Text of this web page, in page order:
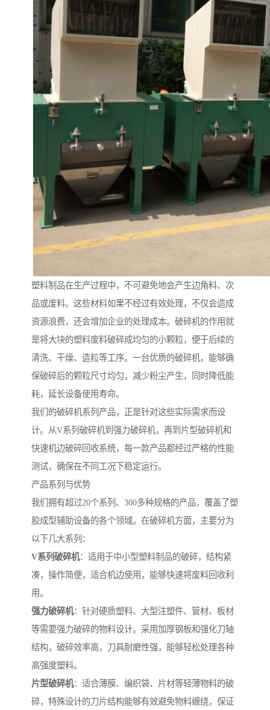
塑料制品在生产过程中，不可避免地会产生边角料、次
品或废料。这些材料如果不经过有效处理，不仅会造成
资源浪费，还会增加企业的处理成本。破碎机的作用就
是将大块的塑料废料破碎成均匀的小颗粒，便于后续的
清洗、干燥、造粒等工序。一台优质的破碎机，能够确
保破碎后的颗粒尺寸均匀，减少粉尘产生，同时降低能
耗，延长设备使用寿命。
我们的破碎机系列产品，正是针对这些实际需求而设
计。从V系列破碎机到强力破碎机，再到片型破碎机和
快速机边破碎回收系统，每一款产品都经过严格的性能
测试，确保在不同工况下稳定运行。
产品系列与优势
我们拥有超过20个系列、300多种规格的产品，覆盖了塑
胶成型辅助设备的各个领域。在破碎机方面，主要分为
以下几大系列：
V系列破碎机：适用于中小型塑料制品的破碎，结构紧
凑，操作简便，适合机边使用，能够快速将废料回收利
用。
强力破碎机：针对硬质塑料、大型注塑件、管材、板材
等需要强力破碎的物料设计。采用加厚钢板和强化刀轴
结构，破碎效率高，刀具耐磨性强，能够轻松处理各种
高强度塑料。
片型破碎机：适合薄膜、编织袋、片材等轻薄物料的破
碎，特殊设计的刀片结构能够有效避免物料缠绕，保证